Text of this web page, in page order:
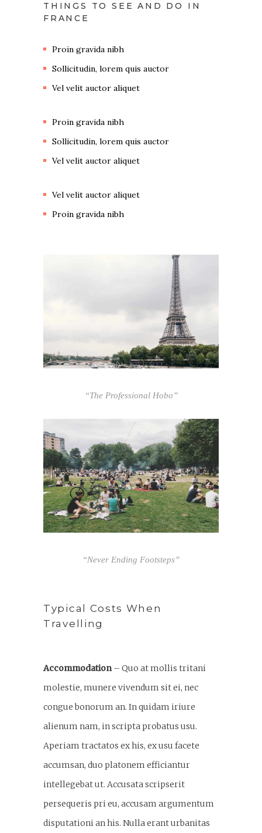
THINGS TO SEE AND DO IN
FRANCE
Proin gravida nibh
Sollicitudin, lorem quis auctor
Vel velit auctor aliquet
Proin gravida nibh
Sollicitudin, lorem quis auctor
Vel velit auctor aliquet
Vel velit auctor aliquet
Proin gravida nibh
“The Professional Hobo”
“Never Ending Footsteps”
Typical Costs When
Travelling
Accommodation– Quo at mollis tritani
molestie, munere vivendum sit ei, nec
congue bonorum an. In quidam iriure
alienum nam, in scripta probatus usu.
Aperiam tractatos ex his, ex usu facete
accumsan, duo platonem efficiantur
intellegebat ut. Accusata scripserit
persequeris pri eu, accusam argumentum
disputationi an his. Nulla erant urbanitas